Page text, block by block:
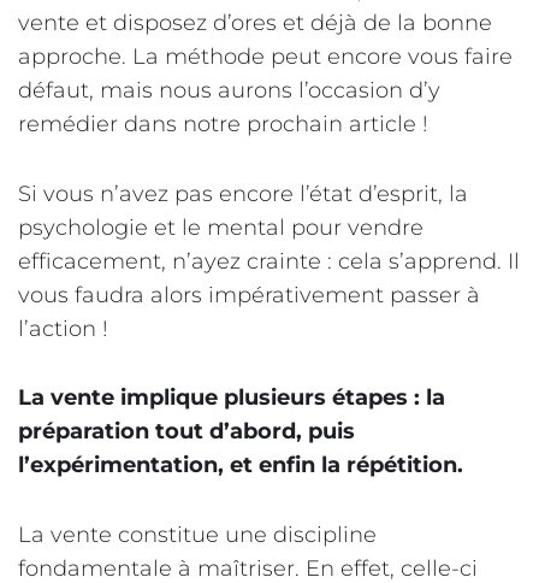
vente et disposez d’ores et déjà de la bonne
approche. La méthode peut encore vous faire
défaut, mais nous aurons l’occasion d’y
remédier dans notre prochain article !
Si vous n’avez pas encore l’état d’esprit, la
psychologie et le mental pour vendre
efficacement, n’ayez crainte : cela s’apprend. Il
vous faudra alors impérativement passer à
l’action !
La vente implique plusieurs étapes : la
préparation tout d’abord, puis
l’expérimentation, et enfin la répétition.
La vente constitue une discipline
fondamentale à maîtriser. En effet, celle-ci